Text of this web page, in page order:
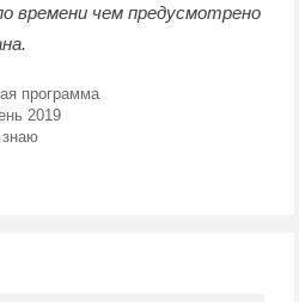
времени чем предусмотрено
программа
2019
знаю